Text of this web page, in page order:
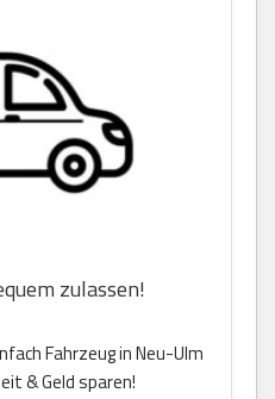
zulassen!
Fahrzeug in Neu-Ulm
& Geld sparen!